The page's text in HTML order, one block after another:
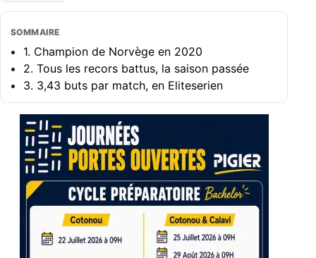
SOMMAIRE
1. Champion de Norvège en 2020
2. Tous les recors battus, la saison passée
3. 3,43 buts par match, en Eliteserien